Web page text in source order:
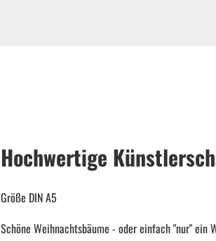
Hochwertige
Größe DIN A5
Schöne Weihnachtsbäume - oder einfach "nur" ein